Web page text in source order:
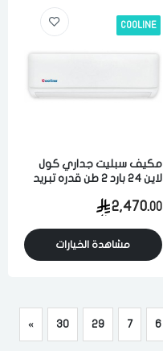
COOLINE
مكيف سبليت جداري كول
لاين 24 بارد 2 طن قدره تبريد
روتاري
2,470.00
مشاهدة الخيارات
6
7
29
30
»